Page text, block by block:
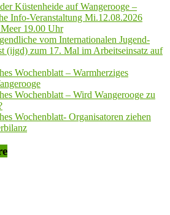
Küstenheide auf Wangerooge –
Info-Veranstaltung Mi.12.08.2026
19.00 Uhr
vom Internationalen Jugend-
(ijgd) zum 17. Mal im Arbeitseinsatz auf
Wochenblatt – Warmherziges
Wochenblatt – Wird Wangerooge zu
Wochenblatt- Organisatoren ziehen